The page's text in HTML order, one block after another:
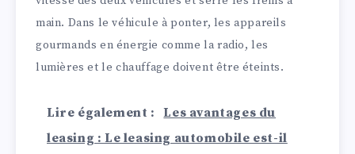
main. Dans le véhicule à ponter, les appareils
gourmands en énergie comme la radio, les
lumières et le chauffage doivent être éteints.
Lire également :
Les avantages du
leasing : Le leasing automobile est-il